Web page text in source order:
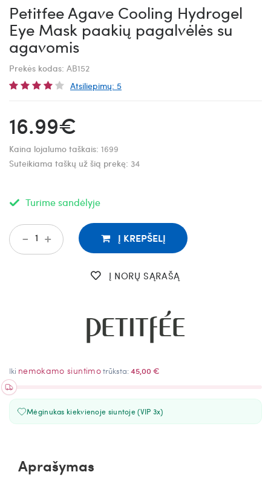
Petitfee Agave Cooling Hydrogel
Eye Mask paakių pagalvėlės su
agavomis
Prekės kodas: AB152
Atsiliepimų: 5
16.99€
Kaina lojalumo taškais: 1699
Suteikiama taškų už šią prekę: 34
Turime sandėlyje
+
- Į KREPŠELĮ
Į NORŲ SĄRAŠĄ
Iki nemokamo siuntimotrūksta:45,00 €
Mėginukas kiekvienoje siuntoje (VIP 3x)
Aprašymas